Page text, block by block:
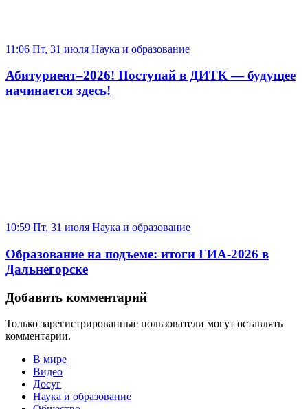
11:06 Пт, 31 июля Наука и образование
Абитуриент–2026! Поступай в ДИТК — будущее
начинается здесь!
10:59 Пт, 31 июля Наука и образование
Образование на подъеме: итоги ГИА-2026 в
Дальнегорске
Добавить комментарий
Только зарегистрированные пользователи могут оставлять
комментарии.
В мире
Видео
Досуг
Наука и образование